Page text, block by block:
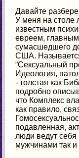
Давайте
У меня на столе
известным
евреем, главным
сумасшедшего
США.
“Сексуальный
Идеология,
- толстая как
подробно
что Комплекс
как правило,
подавленная,
люди ведут себя
мужчинами так